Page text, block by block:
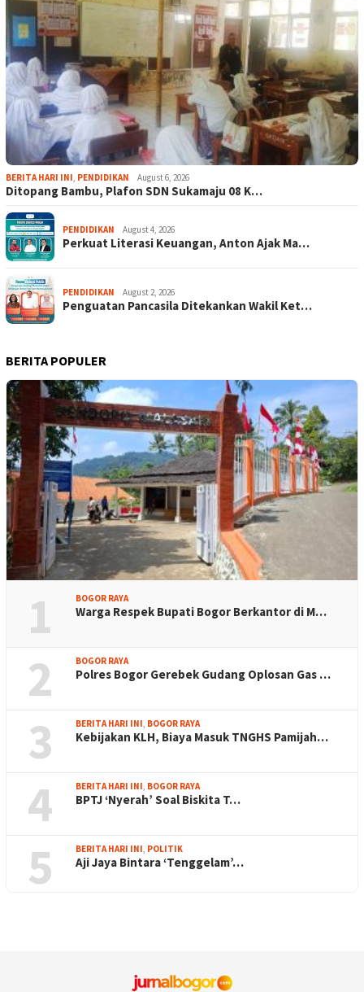
BERITA HARI INI, PENDIDIKAN August 6, 2026
Ditopang Bambu, Plafon SDN Sukamaju 08 K…
PENDIDIKAN August 4, 2026
Perkuat Literasi Keuangan, Anton Ajak Ma…
PENDIDIKAN August 2, 2026
Penguatan Pancasila Ditekankan Wakil Ket…
BERITA POPULER
1 BOGOR RAYA
Warga Respek Bupati Bogor Berkantor di M…
2 BOGOR RAYA
Polres Bogor Gerebek Gudang Oplosan Gas …
3 BERITA HARI INI, BOGOR RAYA
Kebijakan KLH, Biaya Masuk TNGHS Pamijah…
4 BERITA HARI INI, BOGOR RAYA
BPTJ ‘Nyerah’ Soal Biskita T…
5 BERITA HARI INI, POLITIK
Aji Jaya Bintara ‘Tenggelam’…